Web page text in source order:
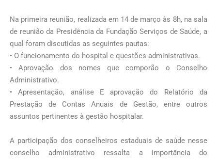
Na primeira reunião, realizada em 14 de março às 8h, na sala
de reunião da Presidência da Fundação Serviços de Saúde, a
qual foram discutidas as seguintes pautas:
• O funcionamento do hospital e questões administrativas.
• Aprovação dos nomes que comporão o Conselho
Administrativo.
• Apresentação, análise E aprovação do Relatório da
Prestação de Contas Anuais de Gestão, entre outros
assuntos pertinentes à gestão hospitalar.
A participação dos conselheiros estaduais de saúde nesse
conselho administrativo ressalta a importância do